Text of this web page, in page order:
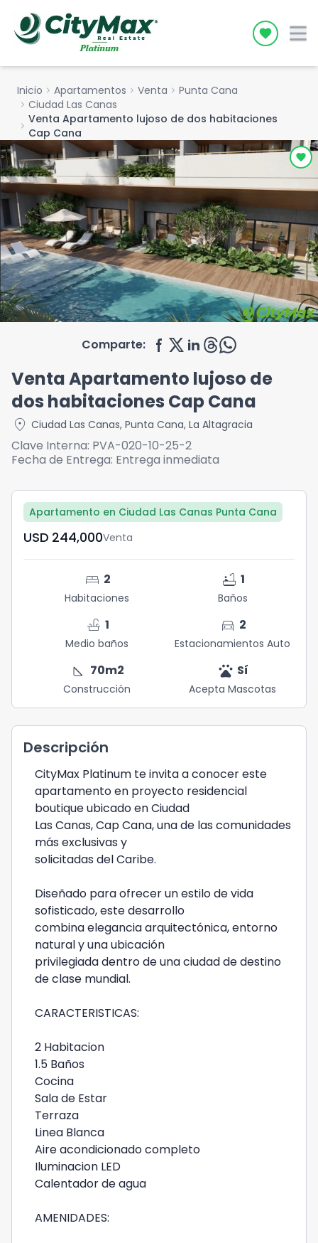
Icon
Inicio chevron_right Apartamentos chevron_right Venta chevron_right Punta Cana
chevron_right Ciudad Las Canas
chevron_right Venta Apartamento lujoso de dos habitaciones
Cap Cana
Comparte:
Venta Apartamento lujoso de
dos habitaciones Cap Cana
location_on Ciudad Las Canas, Punta Cana, La Altagracia
Clave Interna: PVA-020-10-25-2
Fecha de Entrega: Entrega inmediata
Apartamento en Ciudad Las Canas Punta Cana
USD	244,000Venta
bed 2
Habitaciones
bathtub 1
Baños
faucet 1
Medio baños
directions_car 2
Estacionamientos Auto
square_foot 70m2
Construcción
pets Sí
Acepta Mascotas
Descripción
CityMax Platinum te invita a conocer este
apartamento en proyecto residencial
boutique ubicado en Ciudad
Las Canas, Cap Cana, una de las comunidades
más exclusivas y
solicitadas del Caribe.
Diseñado para ofrecer un estilo de vida
sofisticado, este desarrollo
combina elegancia arquitectónica, entorno
natural y una ubicación
privilegiada dentro de una ciudad de destino
de clase mundial.
CARACTERISTICAS:
2 Habitacion
1.5 Baños
Cocina
Sala de Estar
Terraza
Linea Blanca
Aire acondicionado completo
Iluminacion LED
Calentador de agua
AMENIDADES: